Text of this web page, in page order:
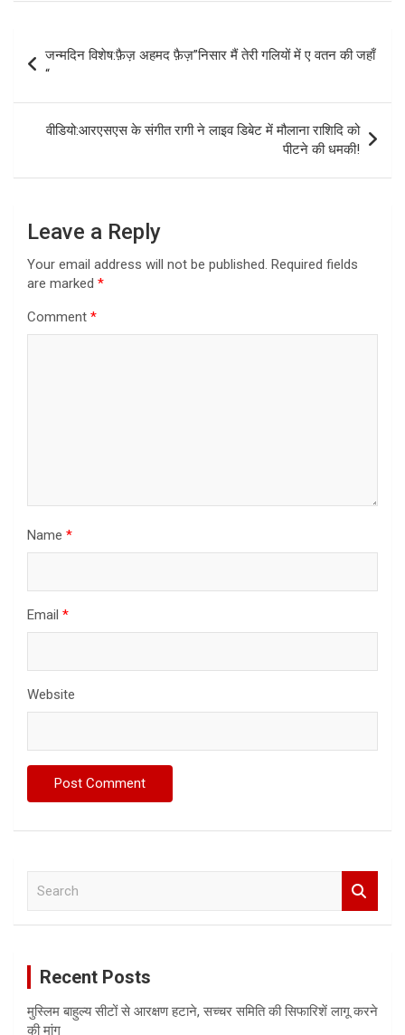
navigation
जन्मदिन विशेष:फ़ैज़ अहमद फ़ैज़”निसार मैं तेरी गलियों में ए वतन की जहाँ
“
वीडियो:आरएसएस के संगीत रागी ने लाइव डिबेट में मौलाना राशिदि को
पीटने की धमकी!
Leave a Reply
Your email address will not be published. Required fields
are marked *
Comment *
Name *
Email *
Website
Recent Posts
मुस्लिम बाहुल्य सीटों से आरक्षण हटाने, सच्चर समिति की सिफारिशें लागू करने
की मांग